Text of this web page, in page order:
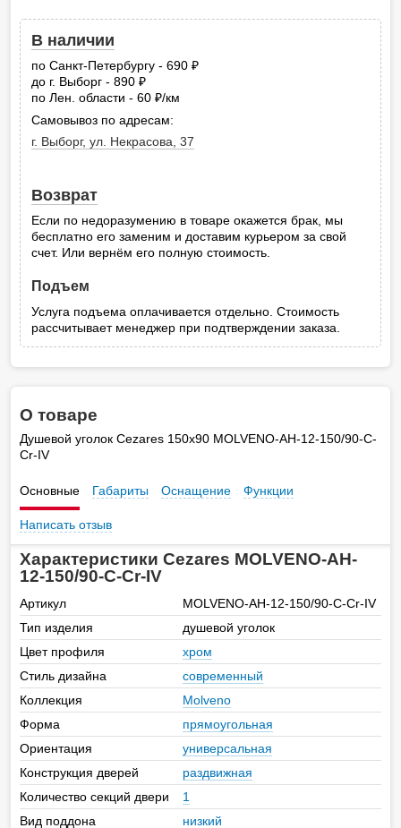
В наличии
по Санкт-Петербургу - 690
до г. Выборг - 890
по Лен. области - 60
руб.
/км
Самовывоз по адресам:
г. Выборг, ул. Некрасова, 37
Возврат
Если по недоразумению в товаре окажется брак, мы
бесплатно его заменим и доставим курьером за свой
счет. Или вернём его полную стоимость.
Подъем
Услуга подъема оплачивается отдельно. Стоимость
рассчитывает менеджер при подтверждении заказа.
О товаре
Душевой уголок Cezares 150х90 MOLVENO-AH-12-150/90-C-
Cr-IV
Основные Габариты Оснащение Функции
Написать отзыв
Характеристики Cezares MOLVENO-AH-
12-150/90-C-Cr-IV
Артикул
MOLVENO-AH-12-150/90-C-Cr-IV
Тип изделия
душевой уголок
Цвет профиля
хром
Стиль дизайна
современный
Коллекция
Molveno
Форма
прямоугольная
Ориентация
универсальная
Конструкция дверей
раздвижная
Количество секций двери
1
Вид поддона
низкий